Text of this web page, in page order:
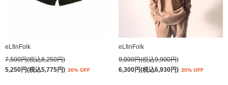
eLfinFolk
7,500円(税込8,250円)
5,250円(税込5,775円) 30% OFF
eLfinFolk
9,000円(税込9,900円)
6,300円(税込6,930円) 30% OFF